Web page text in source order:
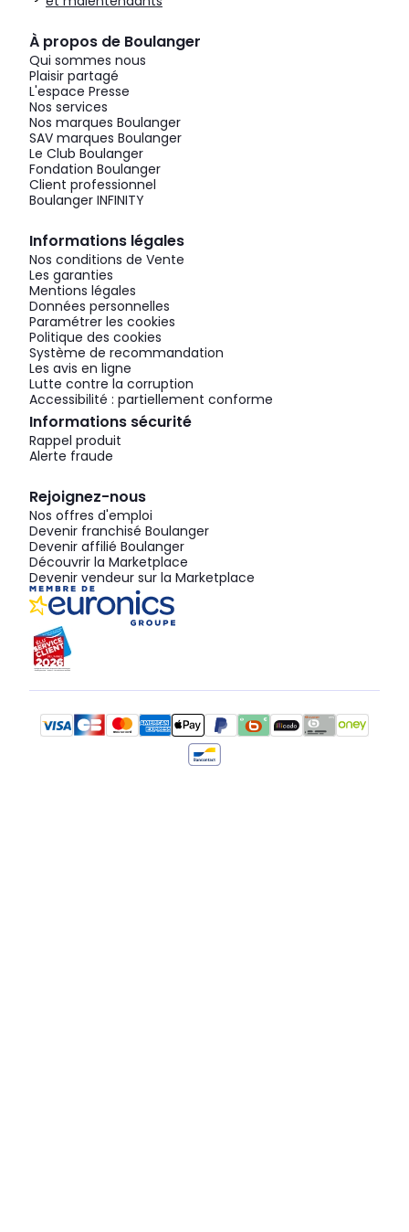
À propos de Boulanger
Qui sommes nous
Plaisir partagé
L'espace Presse
Nos services
Nos marques Boulanger
SAV marques Boulanger
Le Club Boulanger
Fondation Boulanger
Client professionnel
Boulanger INFINITY
Informations légales
Nos conditions de Vente
Les garanties
Mentions légales
Données personnelles
Paramétrer les cookies
Politique des cookies
Système de recommandation
Les avis en ligne
Lutte contre la corruption
Accessibilité : partiellement conforme
Informations sécurité
Rappel produit
Alerte fraude
Rejoignez-nous
Nos offres d'emploi
Devenir franchisé Boulanger
Devenir affilié Boulanger
Découvrir la Marketplace
Devenir vendeur sur la Marketplace